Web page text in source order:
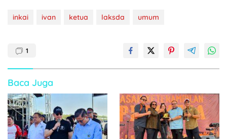
inkai ivan ketua laksda umum
1
Baca Juga